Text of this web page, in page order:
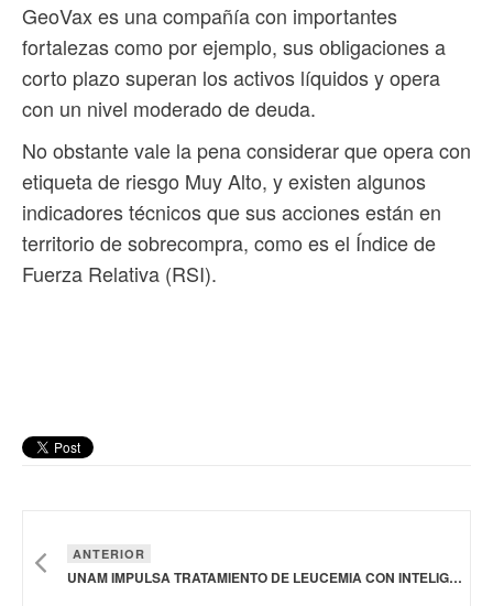
GeoVax es una compañía con importantes
fortalezas como por ejemplo, sus obligaciones a
corto plazo superan los activos líquidos y opera
con un nivel moderado de deuda.
No obstante vale la pena considerar que opera con
etiqueta de riesgo Muy Alto, y existen algunos
indicadores técnicos que sus acciones están en
territorio de sobrecompra, como es el Índice de
Fuerza Relativa (RSI).
ANTERIOR
UNAM IMPULSA TRATAMIENTO DE LEUCEMIA CON INTELIGENCIA ARTIFICIAL